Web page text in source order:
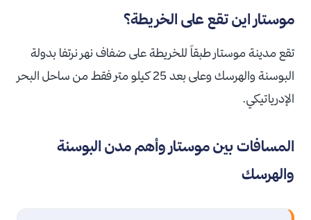
موستار اين تقع على الخريطة؟
تقع مدينة موستار طبقاً للخريطة على ضفاف نهر نرتفا بدولة
البوسنة والهرسك وعلى بعد 25 كيلو متر فقط من ساحل البحر
الإدرياتيكي.
المسافات بين موستار وأهم مدن البوسنة
والهرسك